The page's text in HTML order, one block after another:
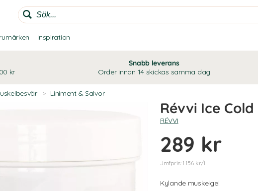
Inspiration
kr
Snabb leverans
Order innan 14 skickas samma dag
> Liniment & Salvor
Révvi Ice Cold
RÉVVI
289 kr
Jmfpris: 1 156 kr/l
Kylande muskelgel.